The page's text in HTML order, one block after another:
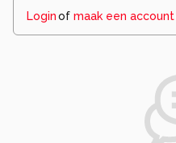
Loginof maak een account